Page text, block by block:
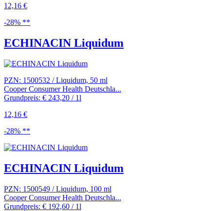
12,16 €
-28% **
ECHINACIN Liquidum
PZN: 1500532 / Liquidum, 50 ml
Cooper Consumer Health Deutschla...
Grundpreis: € 243,20 / 1l
12,16 €
-28% **
ECHINACIN Liquidum
PZN: 1500549 / Liquidum, 100 ml
Cooper Consumer Health Deutschla...
Grundpreis: € 192,60 / 1l